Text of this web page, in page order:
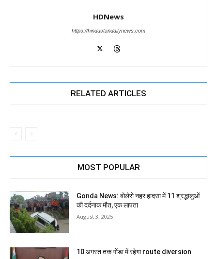
HDNews
https://hindustandailynews.com
RELATED ARTICLES
MOST POPULAR
Gonda News: बोलेरो नहर हादसा में 11 श्रद्धालुओं
की दर्दनाक मौत, एक लापता
August 3, 2025
10 अगस्त तक गोंडा में रहेगा route diversion